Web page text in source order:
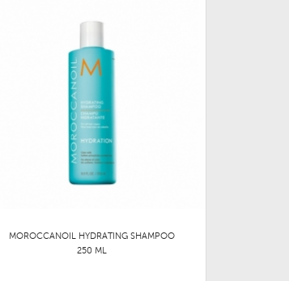
MOROCCANOIL HYDRATING SHAMPOO
250 ML